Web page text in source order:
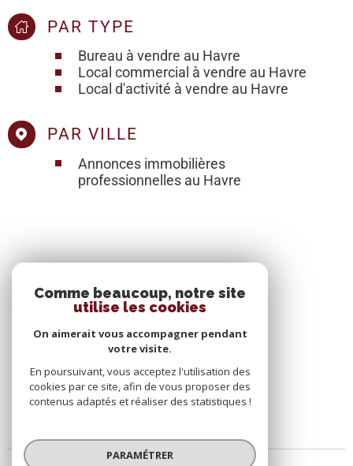
PAR TYPE
Bureau à vendre au Havre
Local commercial à vendre au Havre
Local d'activité à vendre au Havre
PAR VILLE
Annonces immobilières
professionnelles au Havre
Comme beaucoup, notre site
utilise les cookies
On aimerait vous accompagner pendant
votre visite.
En poursuivant, vous acceptez l'utilisation des
cookies par ce site, afin de vous proposer des
contenus adaptés et réaliser des statistiques !
PARAMÉTRER